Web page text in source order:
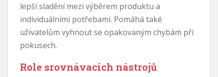
lepší sladění mezi výběrem produktu a
individuálními potřebami. Pomáhá také
uživatelům vyhnout se opakovaným chybám při
pokusech.
Role srovnávacích nástrojů